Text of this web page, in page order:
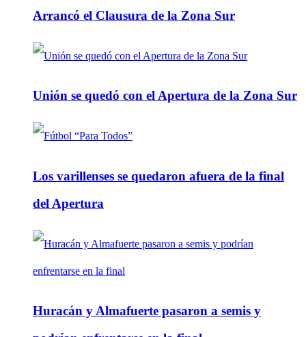
Arrancó el Clausura de la Zona Sur
Unión se quedó con el Apertura de la Zona Sur
Los varillenses se quedaron afuera de la final
del Apertura
Huracán y Almafuerte pasaron a semis y